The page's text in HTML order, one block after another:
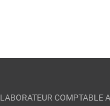
COMPTABLE